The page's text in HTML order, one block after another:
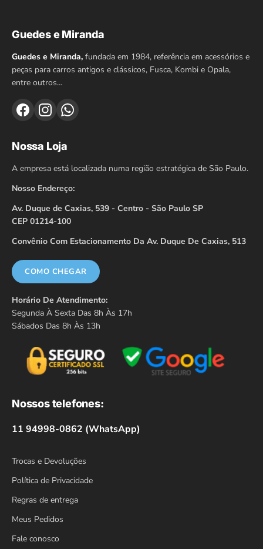
Guedes e Miranda
Guedes e Miranda, fundada em 1984, referência em acessórios e
peças para carros antigos e clássicos, Fusca, Kombi e Opala,
entre outros…
Nossa Loja
A empresa está localizada numa região estratégica de São Paulo.
Nosso Endereço:
Av. Duque de Caxias, 539 - Centro - São Paulo SP
CEP 01214-100
Convênio Com Estacionamento Da Av. Duque De Caxias, 513
COMO CHEGAR
Horário De Atendimento:
Segunda À Sexta Das 8h Às 17h
Sábados Das 8h Às 13h
Nossos telefones:
11 94998-0862 (WhatsApp)
Trocas e Devoluções
Política de Privacidade
Regras de entrega
Meus Pedidos
Fale conosco